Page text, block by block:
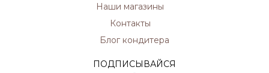
Наши магазины
Контакты
Блог кондитера
ПОДПИСЫВАЙСЯ